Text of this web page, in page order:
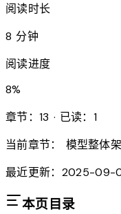
阅读时长
8 分钟
阅读进度
8%
章节：13 · 已读：1
当前章节：
模型整体
最近更新：2025-09-
本页目录